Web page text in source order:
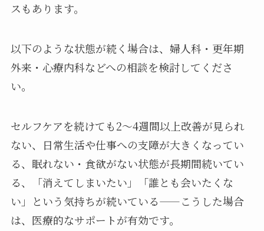
スもあります。
以下のような状態が続く場合は、婦人科・更年期
外来・心療内科などへの相談を検討してくださ
い。
セルフケアを続けても2〜4週間以上改善が見られ
ない、日常生活や仕事への支障が大きくなってい
る、眠れない・食欲がない状態が長期間続いてい
る、「消えてしまいたい」「誰とも会いたくな
い」という気持ちが続いている——こうした場合
は、医療的なサポートが有効です。